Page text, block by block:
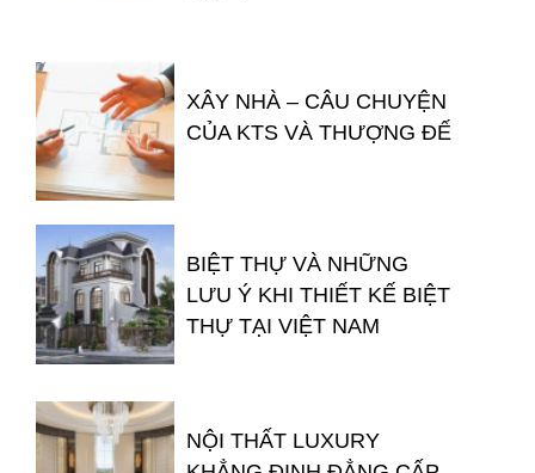
XÂY NHÀ – CÂU CHUYỆN
CỦA KTS VÀ THƯỢNG ĐẾ
BIỆT THỰ VÀ NHỮNG
LƯU Ý KHI THIẾT KẾ BIỆT
THỰ TẠI VIỆT NAM
NỘI THẤT LUXURY